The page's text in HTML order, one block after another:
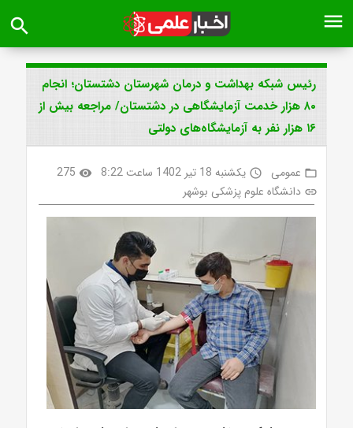
menu
search
رئیس شبکه بهداشت و درمان شهرستان دشتستان؛ انجام
۸۰ هزار خدمت آزمایشگاهی در دشتستان/ مراجعه بیش از
۱۶ هزار نفر به آزمایشگاه‌های دولتی
folder_open عمومی access_time یکشنبه 18 تیر 1402 ساعت 8:22 visibility
275
link دانشگاه علوم پزشکی بوشهر